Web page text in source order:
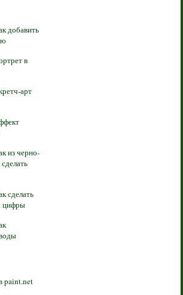
добавить
в
арт
из черно-
сделать
цифры
paint.net